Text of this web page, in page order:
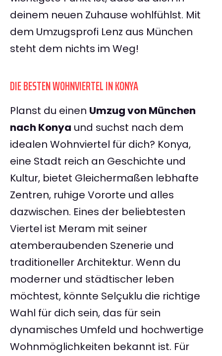
deinem neuen Zuhause wohlfühlst. Mit
dem Umzugsprofi Lenz aus München
steht dem nichts im Weg!
DIE BESTEN WOHNVIERTEL IN KONYA
Planst du einen Umzug von München
nach Konya und suchst nach dem
idealen Wohnviertel für dich? Konya,
eine Stadt reich an Geschichte und
Kultur, bietet Gleichermaßen lebhafte
Zentren, ruhige Vororte und alles
dazwischen. Eines der beliebtesten
Viertel ist Meram mit seiner
atemberaubenden Szenerie und
traditioneller Architektur. Wenn du
moderner und städtischer leben
möchtest, könnte Selçuklu die richtige
Wahl für dich sein, das für sein
dynamisches Umfeld und hochwertige
Wohnmöglichkeiten bekannt ist. Für